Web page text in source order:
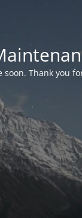
soon. Thank you